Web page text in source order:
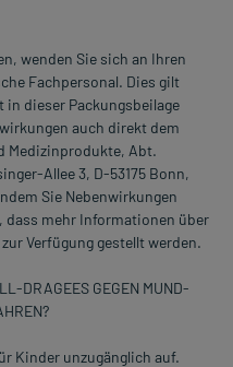
wenden Sie sich an Ihren
Fachpersonal. Dies gilt
dieser Packungsbeilage
auch direkt dem
Medizinprodukte, Abt.
Allee 3, D-53175 Bonn,
Sie Nebenwirkungen
dass mehr Informationen über
Verfügung gestellt werden.
DRAGEES GEGEN MUND-
Kinder unzugänglich auf.